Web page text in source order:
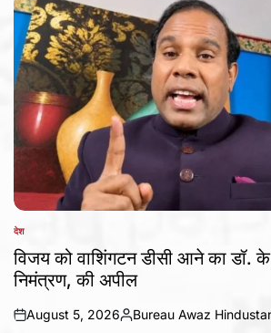
POSTED
IN
देश
विजय को वाशिंगटन डीसी आने का डॉ.
निमंत्रण, की अपील
on
August 5, 2026
Posted
Bureau Awaz